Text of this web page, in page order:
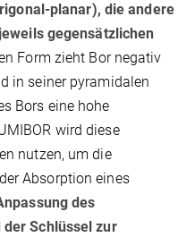
planar), die andere
gegensätzlichen
Form zieht Bor negativ
in seiner pyramidalen
Bors eine hohe
wird diese
nutzen, um die
Absorption eines
des
Schlüssel zur